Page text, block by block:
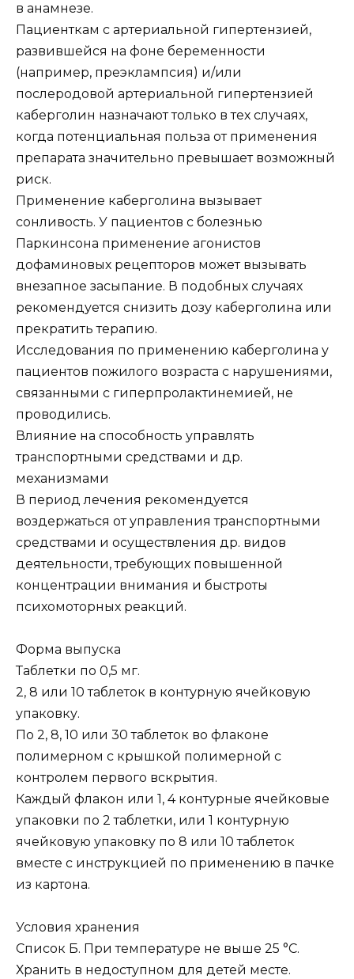
в анамнезе.
Пациенткам с артериальной гипертензией,
развившейся на фоне беременности
(например, преэклампсия) и/или
послеродовой артериальной гипертензией
каберголин назначают только в тех случаях,
когда потенциальная польза от применения
препарата значительно превышает возможный
риск.
Применение каберголина вызывает
сонливость. У пациентов с болезнью
Паркинсона применение агонистов
дофаминовых рецепторов может вызывать
внезапное засыпание. В подобных случаях
рекомендуется снизить дозу каберголина или
прекратить терапию.
Исследования по применению каберголина у
пациентов пожилого возраста с нарушениями,
связанными с гиперпролактинемией, не
проводились.
Влияние на способность управлять
транспортными средствами и др.
механизмами
В период лечения рекомендуется
воздержаться от управления транспортными
средствами и осуществления др. видов
деятельности, требующих повышенной
концентрации внимания и быстроты
психомоторных реакций.
Форма выпуска
Таблетки по 0,5 мг.
2, 8 или 10 таблеток в контурную ячейковую
упаковку.
По 2, 8, 10 или 30 таблеток во флаконе
полимерном с крышкой полимерной с
контролем первого вскрытия.
Каждый флакон или 1, 4 контурные ячейковые
упаковки по 2 таблетки, или 1 контурную
ячейковую упаковку по 8 или 10 таблеток
вместе с инструкцией по применению в пачке
из картона.
Условия хранения
Список Б. При температуре не выше 25 °C.
Хранить в недоступном для детей месте.